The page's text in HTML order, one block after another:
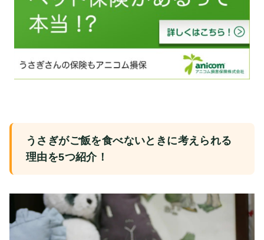
うさぎがご飯を食べないときに考えられる
理由を5つ紹介！